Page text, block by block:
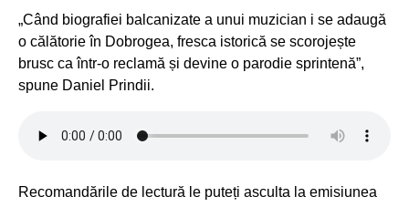
„Când biografiei balcanizate a unui muzician i se adaugă
o călătorie în Dobrogea, fresca istorică se scorojește
brusc ca într-o reclamă și devine o parodie sprintenă”,
spune Daniel Prindii.
Recomandările de lectură le puteți asculta la emisiunea